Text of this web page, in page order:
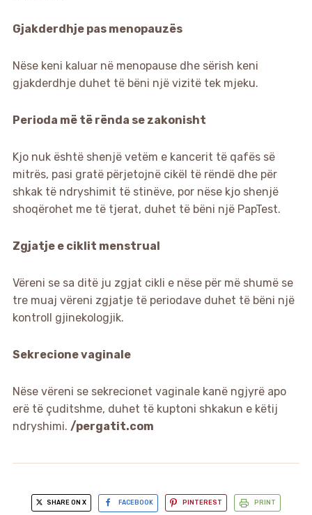
Gjakderdhje pas menopauzës
Nëse keni kaluar në menopause dhe sërish keni
gjakderdhje duhet të bëni një vizitë tek mjeku.
Perioda më të rënda se zakonisht
Kjo nuk është shenjë vetëm e kancerit të qafës së
mitrës, pasi gratë përjetojnë cikël të rëndë dhe për
shkak të ndryshimit të stinëve, por nëse kjo shenjë
shoqërohet me të tjerat, duhet të bëni një PapTest.
Zgjatje e ciklit menstrual
Vëreni se sa ditë ju zgjat cikli e nëse për më shumë se
tre muaj vëreni zgjatje të periodave duhet të bëni një
kontroll gjinekologjik.
Sekrecione vaginale
Nëse vëreni se sekrecionet vaginale kanë ngjyrë apo
erë të çuditshme, duhet të kuptoni shkakun e këtij
ndryshimi. /pergatit.com
SHARE ON X FACEBOOK PINTEREST PRINT